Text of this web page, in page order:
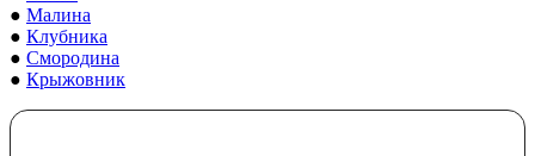
● Малина
● Клубника
● Смородина
● Крыжовник